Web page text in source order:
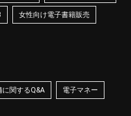
女性向け電子書籍販売
に関するQ&A 電子マネー